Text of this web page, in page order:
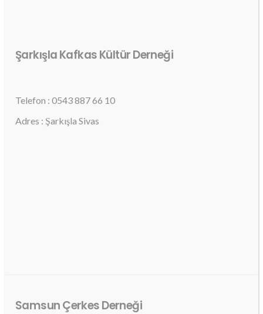
Şarkışla Kafkas Kültür Derneği
Telefon : 0543 887 66 10
Adres : Şarkışla Sivas
Samsun Çerkes Derneği